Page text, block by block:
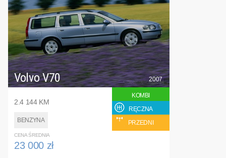
Volvo V70
2.4 144 KM
BENZYNA
2007
KOMBI
RĘCZNA
PRZEDNI
CENA ŚREDNIA
23 000 zł